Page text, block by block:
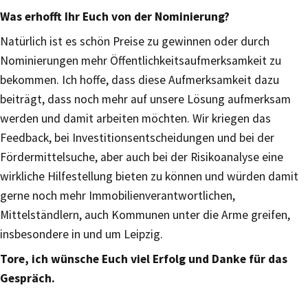
Was erhofft Ihr Euch von der Nominierung?
Natürlich ist es schön Preise zu gewinnen oder durch
Nominierungen mehr Öffentlichkeitsaufmerksamkeit zu
bekommen. Ich hoffe, dass diese Aufmerksamkeit dazu
beiträgt, dass noch mehr auf unsere Lösung aufmerksam
werden und damit arbeiten möchten. Wir kriegen das
Feedback, bei Investitionsentscheidungen und bei der
Fördermittelsuche, aber auch bei der Risikoanalyse eine
wirkliche Hilfestellung bieten zu können und würden damit
gerne noch mehr Immobilienverantwortlichen,
Mittelständlern, auch Kommunen unter die Arme greifen,
insbesondere in und um Leipzig.
Tore, ich wünsche Euch viel Erfolg und Danke für das
Gespräch.